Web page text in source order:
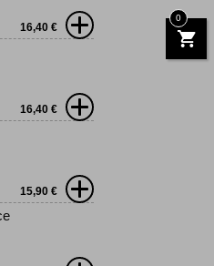
16,40 €
16,40 €
15,90 €
0